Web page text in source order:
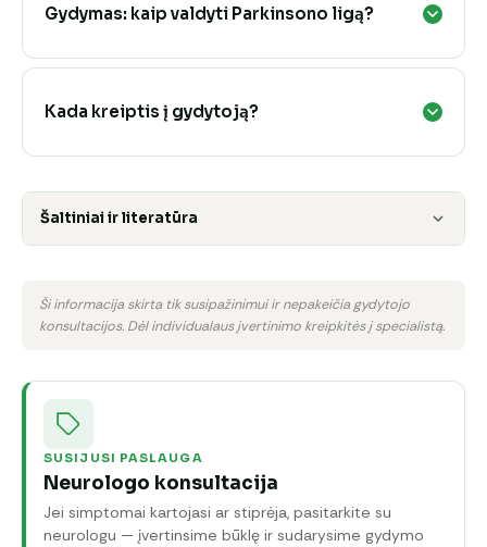
Gydymas: kaip valdyti Parkinsono ligą?
Kada kreiptis į gydytoją?
Šaltiniai ir literatūra
Ši informacija skirta tik susipažinimui ir nepakeičia gydytojo
konsultacijos. Dėl individualaus įvertinimo kreipkitės į specialistą.
SUSIJUSI PASLAUGA
Neurologo konsultacija
Jei simptomai kartojasi ar stiprėja, pasitarkite su
neurologu — įvertinsime būklę ir sudarysime gydymo